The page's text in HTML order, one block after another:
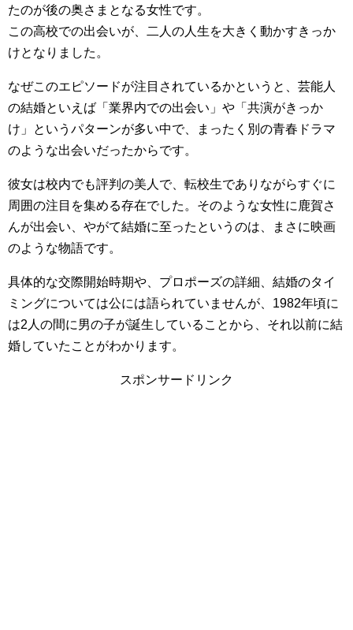
たのが後の奥さまとなる女性です。
この高校での出会いが、二人の人生を大きく動かすきっか
けとなりました。
なぜこのエピソードが注目されているかというと、芸能人
の結婚といえば「業界内での出会い」や「共演がきっか
け」というパターンが多い中で、まったく別の青春ドラマ
のような出会いだったからです。
彼女は校内でも評判の美人で、転校生でありながらすぐに
周囲の注目を集める存在でした。そのような女性に鹿賀さ
んが出会い、やがて結婚に至ったというのは、まさに映画
のような物語です。
具体的な交際開始時期や、プロポーズの詳細、結婚のタイ
ミングについては公には語られていませんが、1982年頃に
は2人の間に男の子が誕生していることから、それ以前に結
婚していたことがわかります。
スポンサードリンク